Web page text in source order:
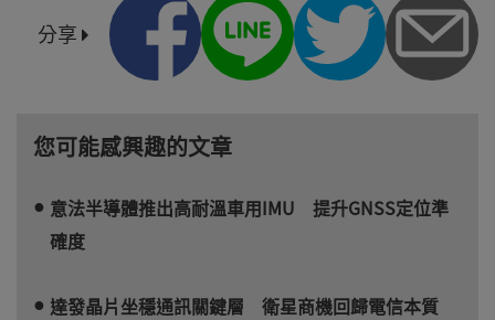
分享
您可能感興趣的文章
意法半導體推出高耐溫車用IMU 提升GNSS定位準
確度
達發晶片坐穩通訊關鍵層 衛星商機回歸電信本質